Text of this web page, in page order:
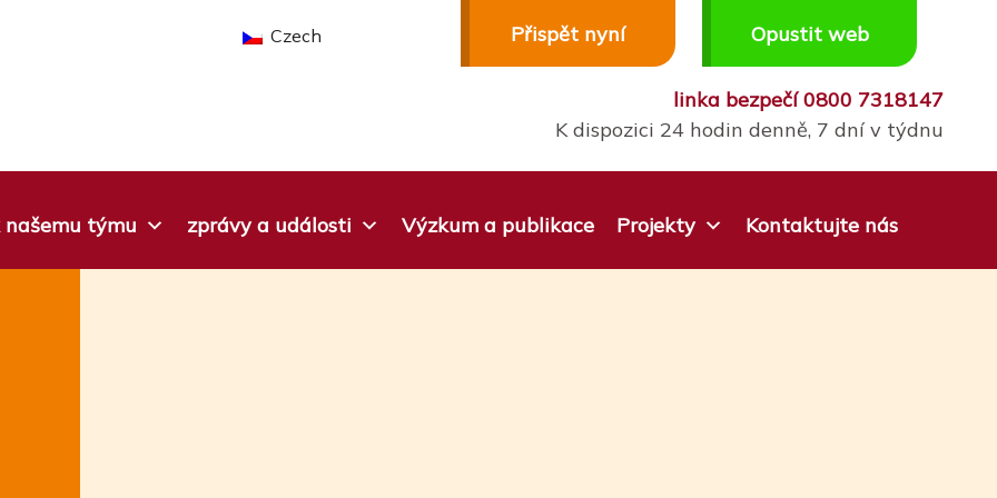
Czech Přispět nyní Opustit web
linka bezpečí0800 7318147
K dispozici 24 hodin denně, 7 dní v týdnu
našemu týmu zprávy a události Výzkum a publikace Projekty Kontaktujte nás